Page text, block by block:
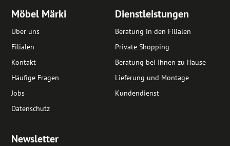
Möbel Märki
Über uns
Filialen
Kontakt
Häufige Fragen
Jobs
Datenschutz
Dienstleistungen
Beratung in den Filialen
Private Shopping
Beratung bei Ihnen zu Hause
Lieferung und Montage
Kundendienst
Newsletter